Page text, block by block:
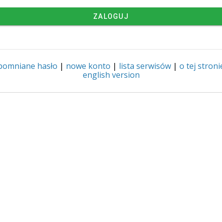
ZALOGUJ
hasło | nowe konto | lista serwisów | o tej
english version